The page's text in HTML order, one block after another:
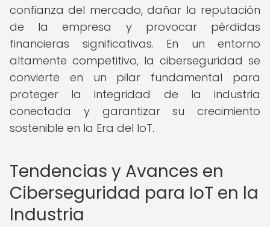
confianza del mercado, dañar la reputación
de la empresa y provocar pérdidas
financieras significativas. En un entorno
altamente competitivo, la ciberseguridad se
convierte en un pilar fundamental para
proteger la integridad de la industria
conectada y garantizar su crecimiento
sostenible en la Era del IoT.
Tendencias y Avances en
Ciberseguridad para IoT en la
Industria